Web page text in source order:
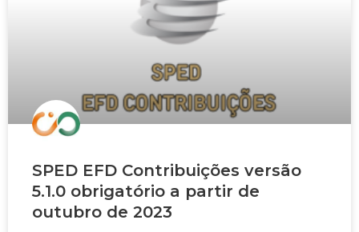
SPED EFD Contribuições versão
5.1.0 obrigatório a partir de
outubro de 2023